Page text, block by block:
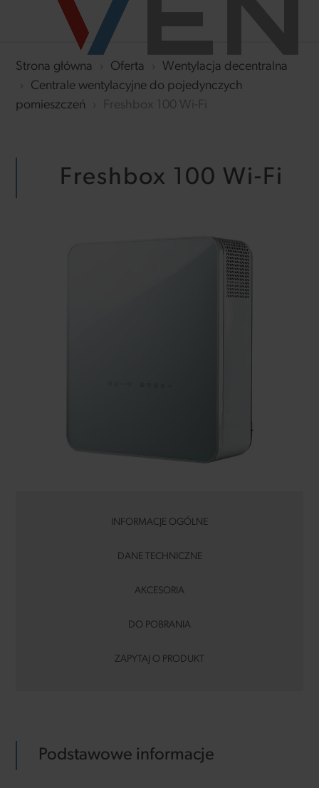
Strona główna › Oferta ›
Wentylacja decentralna
›
Centrale wentylacyjne do pojedynczych
pomieszczeń
› Freshbox 100 Wi-Fi
Freshbox 100 Wi-Fi
INFORMACJE OGÓLNE
DANE TECHNICZNE
AKCESORIA
DO POBRANIA
ZAPYTAJ O PRODUKT
Podstawowe informacje